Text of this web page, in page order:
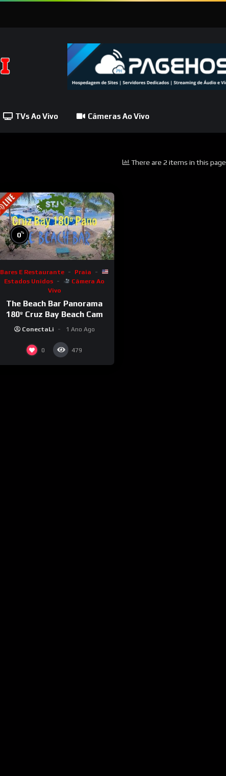
TVs Ao Vivo Câmeras Ao Vivo
There are 2 items in this page
0%
Bares E Restaurante
Praia
Estados Unidos
Câmera Ao
Vivo
The Beach Bar Panorama
180º Cruz Bay Beach Cam
ConectaLi 1 Ano Ago
0 479